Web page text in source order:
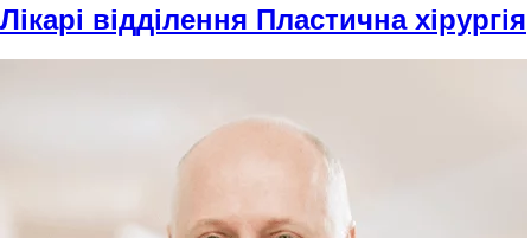
Лікарі відділення Пластична хірургія